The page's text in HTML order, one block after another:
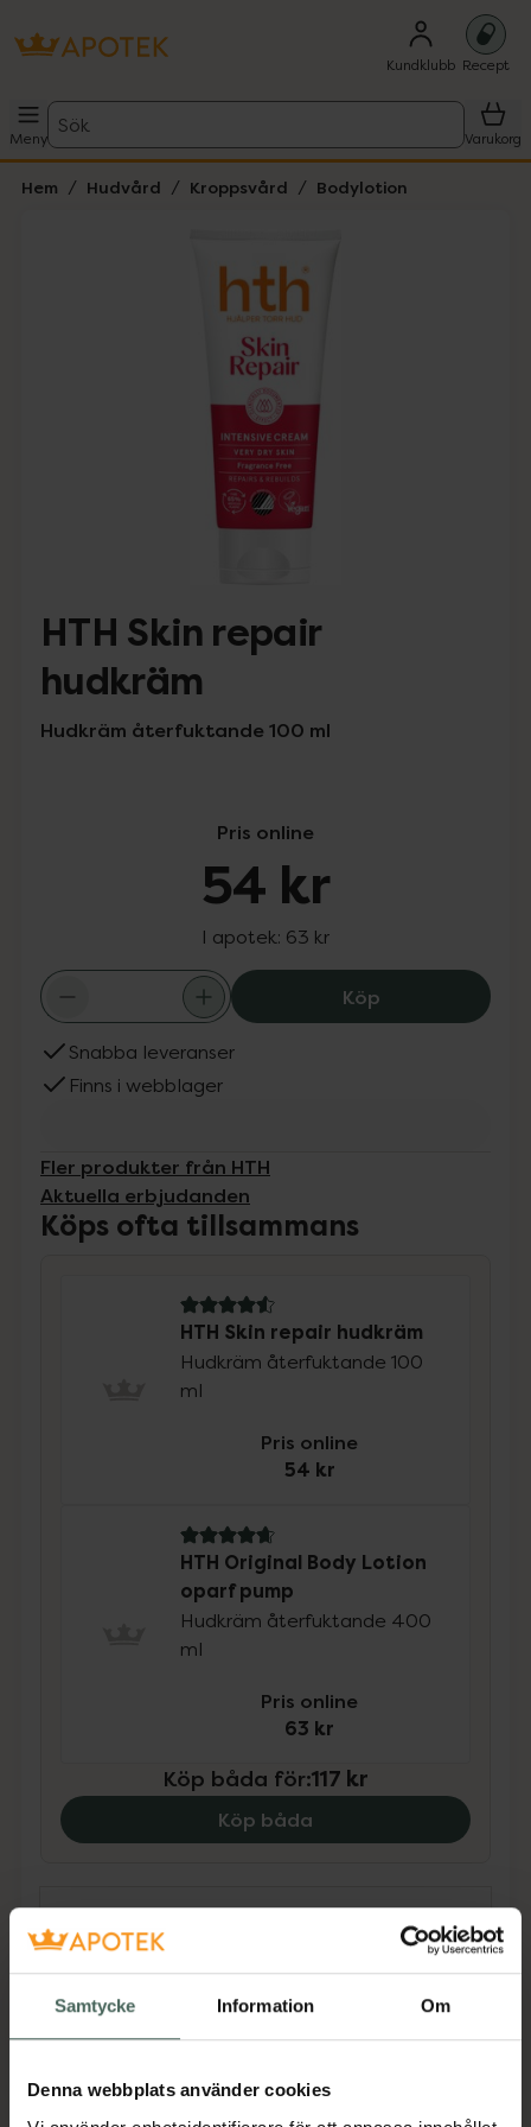
Samtycke Information Om
Denna webbplats använder cookies
Kundklubb Recept
Meny
Sök
Varukorg
Hem Hudvård Kroppsvård Bodylotion
Lista: . Innehåller 1 objekt.
HTH Skin repair
hudkräm
Hudkräm återfuktande 100 ml
Pris online
54 kr
I apotek: 63 kr
KöpHTH Skin
Snabba leveranser
Finns i webblager
Fler produkter från HTH
Aktuella erbjudanden
Köps ofta tillsammans
4.6 av 5 i omdöme
HTH Skin repair hudkräm
Hudkräm återfuktande 100
ml
Pris online
54 kr
4.7 av 5 i omdöme
HTH Original Body Lotion
oparf pump
Hudkräm återfuktande 400
ml
Pris online
63 kr
Köp båda för:117 kr
Köp båda
Dölj
återfuktning. Krämen vårdar och skyddar din